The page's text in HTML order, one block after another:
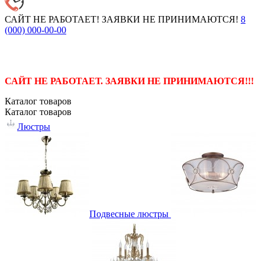
САЙТ НЕ РАБОТАЕТ! ЗАЯВКИ НЕ ПРИНИМАЮТСЯ! 8
(000) 000-00-00
САЙТ НЕ РАБОТАЕТ. ЗАЯВКИ НЕ ПРИНИМАЮТСЯ!!!
Каталог товаров
Каталог товаров
Люстры
Подвесные люстры